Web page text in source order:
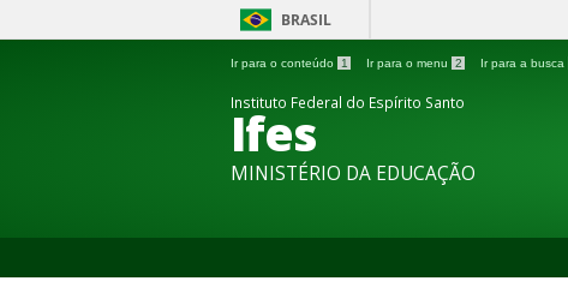
BRASIL
Ir para o conteúdo 1 Ir para o menu 2 Ir para a busca
Instituto Federal do Espírito Santo
Ifes
MINISTÉRIO DA EDUCAÇÃO